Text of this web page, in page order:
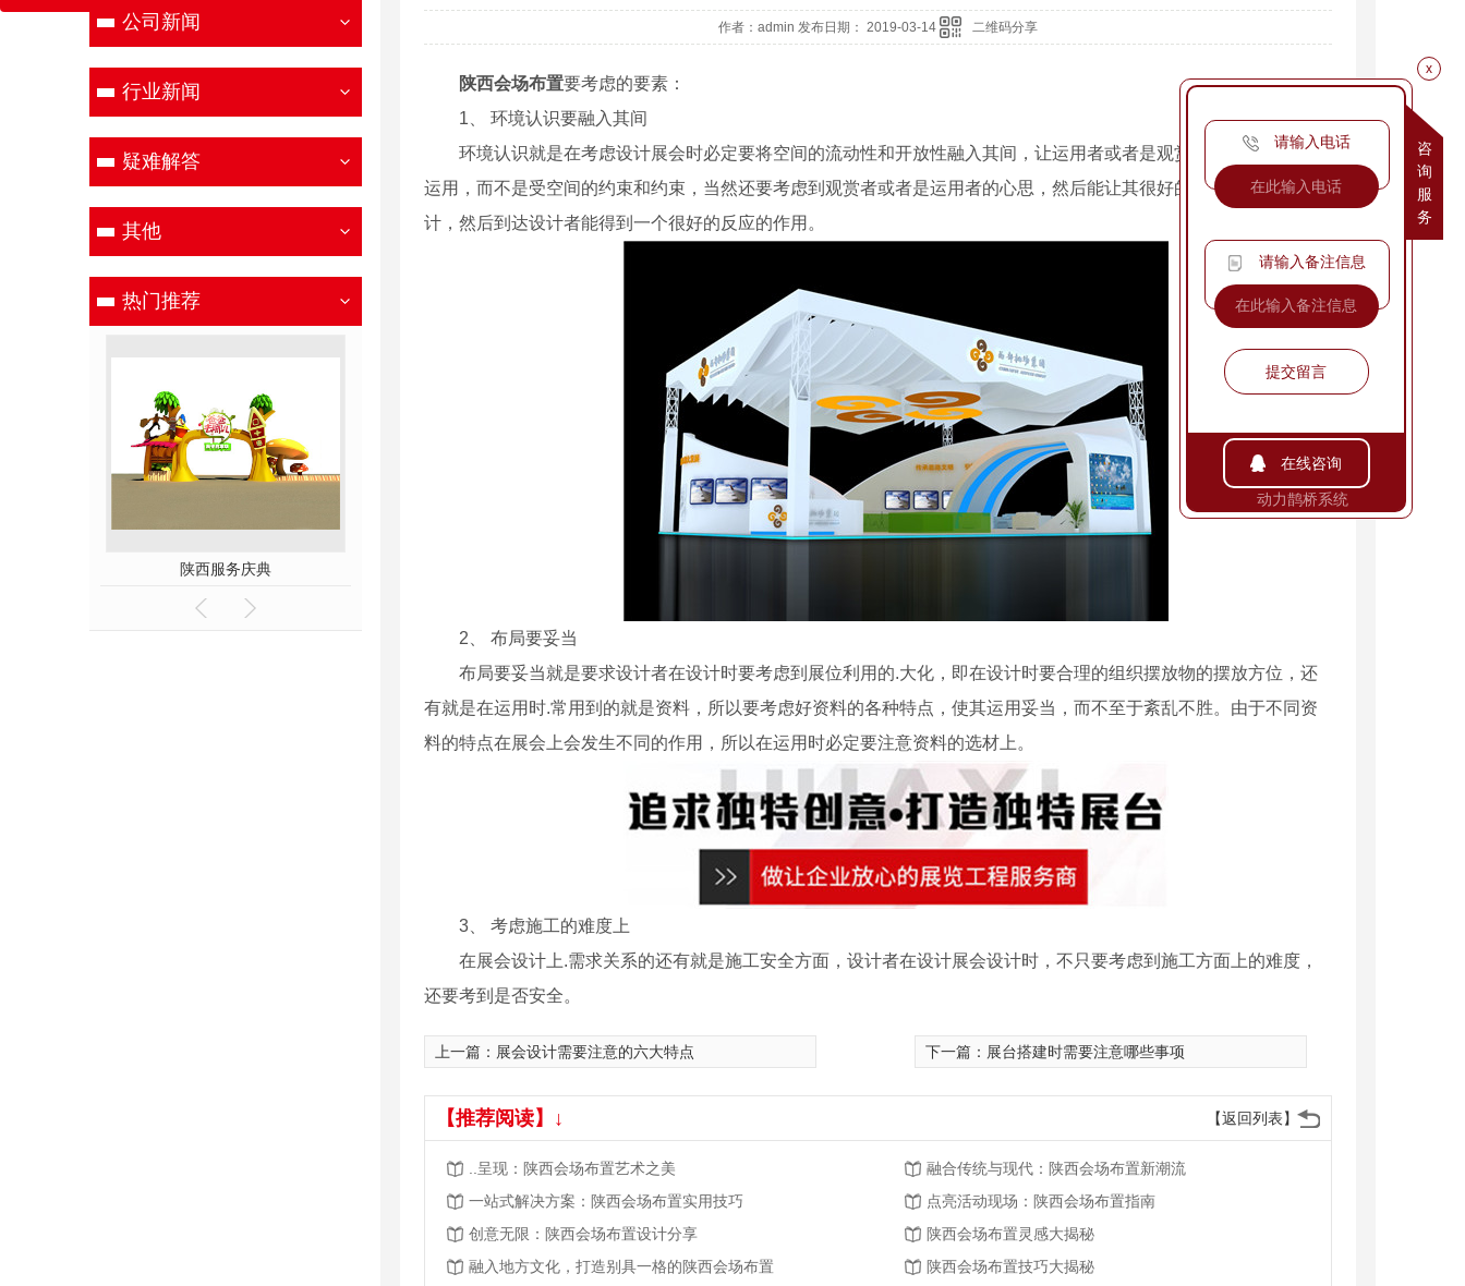
公司新闻
行业新闻
疑难解答
其他
热门推荐
陕西服务庆典
作者：admin 发布日期： 2019-03-14 二维码分享
陕西会场布置要考虑的要素：
1、 环境认识要融入其间
环境认识就是在考虑设计展会时必定要将空间的流动性和开放性融入其间，让运用者或者是观赏者在运用能愉快的
运用，而不是受空间的约束和约束，当然还要考虑到观赏者或者是运用者的心思，然后能让其很好的承受这个展会设
计，然后到达设计者能得到一个很好的反应的作用。
2、 布局要妥当
布局要妥当就是要求设计者在设计时要考虑到展位利用的.大化，即在设计时要合理的组织摆放物的摆放方位，还
有就是在运用时.常用到的就是资料，所以要考虑好资料的各种特点，使其运用妥当，而不至于紊乱不胜。由于不同资
料的特点在展会上会发生不同的作用，所以在运用时必定要注意资料的选材上。
3、 考虑施工的难度上
在展会设计上.需求关系的还有就是施工安全方面，设计者在设计展会设计时，不只要考虑到施工方面上的难度，
还要考到是否安全。
上一篇： 展会设计需要注意的六大特点 下一篇： 展台搭建时需要注意哪些事项
【返回列表】
【推荐阅读】↓
..呈现：陕西会场布置艺术之美
融合传统与现代：陕西会场布置新潮流
一站式解决方案：陕西会场布置实用技巧
点亮活动现场：陕西会场布置指南
创意无限：陕西会场布置设计分享
陕西会场布置灵感大揭秘
融入地方文化，打造别具一格的陕西会场布置
陕西会场布置技巧大揭秘
x
咨
询
服
务
请输入电话
请输入备注信息
提交留言
在线咨询
动力鹊桥系统